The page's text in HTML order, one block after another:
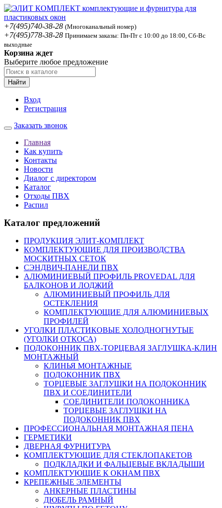
+7(495)740-38-28 (Многоканальный номер)
+7(495)778-38-28 Принимаем заказы: Пн-Пт с 10:00 до 18:00, Сб-Вс
выходные
Корзина ждет
Выберите любое предложение
Найти
Вход
Регистрация
Заказать звонок
Главная
Как купить
Контакты
Новости
Диалог с директором
Каталог
Отходы ПВХ
Распил
Каталог предложений
ПРОДУКЦИЯ ЭЛИТ-КОМПЛЕКТ
КОМПЛЕКТУЮЩИЕ ДЛЯ ПРОИЗВОДСТВА
МОСКИТНЫХ СЕТОК
СЭНДВИЧ-ПАНЕЛИ ПВХ
АЛЮМИНИЕВЫЙ ПРОФИЛЬ PROVEDAL ДЛЯ
БАЛКОНОВ И ЛОДЖИЙ
АЛЮМИНИЕВЫЙ ПРОФИЛЬ ДЛЯ
ОСТЕКЛЕНИЯ
КОМПЛЕКТУЮЩИЕ ДЛЯ АЛЮМИНИЕВЫХ
ПРОФИЛЕЙ
УГОЛКИ ПЛАСТИКОВЫЕ ХОЛОДНОГНУТЫЕ
(УГОЛКИ ОТКОСА)
ПОДОКОННИК ПВХ-ТОРЦЕВАЯ ЗАГЛУШКА-КЛИН
МОНТАЖНЫЙ
КЛИНЬЯ МОНТАЖНЫЕ
ПОДОКОННИК ПВХ
ТОРЦЕВЫЕ ЗАГЛУШКИ НА ПОДОКОННИК
ПВХ И СОЕДИНИТЕЛИ
СОЕДИНИТЕЛИ ПОДОКОННИКА
ТОРЦЕВЫЕ ЗАГЛУШКИ НА
ПОДОКОННИК ПВХ
ПРОФЕССИОНАЛЬНАЯ МОНТАЖНАЯ ПЕНА
ГЕРМЕТИКИ
ДВЕРНАЯ ФУРНИТУРА
КОМПЛЕКТУЮЩИЕ ДЛЯ СТЕКЛОПАКЕТОВ
ПОДКЛАДКИ И ФАЛЬЦЕВЫЕ ВКЛАДЫШИ
КОМПЛЕКТУЮЩИЕ К ОКНАМ ПВХ
КРЕПЕЖНЫЕ ЭЛЕМЕНТЫ
АНКЕРНЫЕ ПЛАСТИНЫ
ДЮБЕЛЬ РАМНЫЙ